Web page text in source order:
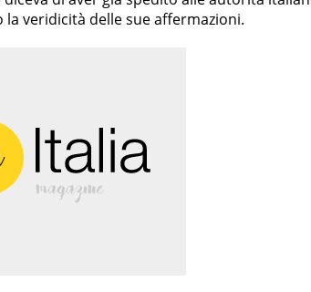
veridicità delle sue affermazioni.